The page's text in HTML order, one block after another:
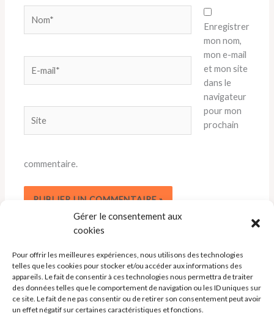
Gérer le consentement aux
cookies
Pour offrir les meilleures expériences, nous utilisons des technologies
telles que les cookies pour stocker et/ou accéder aux informations des
appareils. Le fait de consentir à ces technologies nous permettra de traiter
des données telles que le comportement de navigation ou les ID uniques sur
ce site. Le fait de ne pas consentir ou de retirer son consentement peut avoir
un effet négatif sur certaines caractéristiques et fonctions.
mail*
Enregistrer
mon nom,
mon e-mail
et mon site
dans le
navigateur
pour mon
prochain
commentaire.